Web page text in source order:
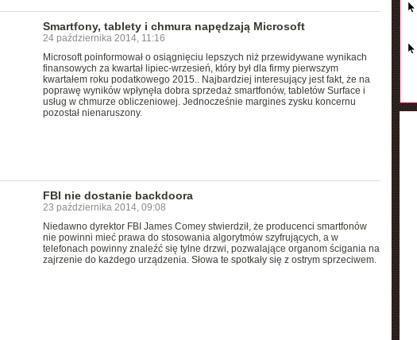
Smartfony, tablety i chmura napędzają Microsoft
24 października 2014, 11:16
Microsoft poinformował o osiągnięciu lepszych niż przewidywane wynikach
finansowych za kwartał lipiec-wrzesień, który był dla firmy pierwszym
kwartałem roku podatkowego 2015.. Najbardziej interesujący jest fakt, że na
poprawę wyników wpłynęła dobra sprzedaż smartfonów, tabletów Surface i
usług w chmurze obliczeniowej. Jednocześnie margines zysku koncernu
pozostał nienaruszony.
FBI nie dostanie backdoora
23 października 2014, 09:08
Niedawno dyrektor FBI James Comey stwierdził, że producenci smartfonów
nie powinni mieć prawa do stosowania algorytmów szyfrujących, a w
telefonach powinny znaleźć się tylne drzwi, pozwalające organom ścigania na
zajrzenie do każdego urządzenia. Słowa te spotkały się z ostrym sprzeciwem.